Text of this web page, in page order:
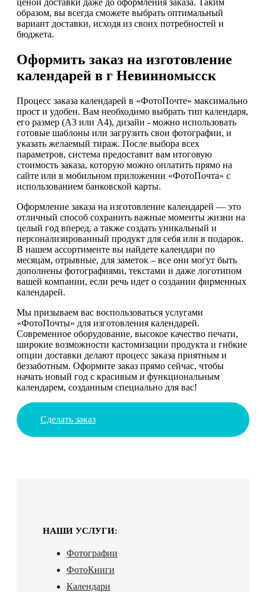
образом, вы всегда сможете выбрать оптимальный
вариант доставки, исходя из своих потребностей и
бюджета.
Оформить заказ на изготовление
календарей в г Невинномысск
Процесс заказа календарей в «ФотоПочте» максимально
прост и удобен. Вам необходимо выбрать тип календаря,
его размер (А3 или А4), дизайн - можно использовать
готовые шаблоны или загрузить свои фотографии, и
указать желаемый тираж. После выбора всех
параметров, система предоставит вам итоговую
стоимость заказа, которую можно оплатить прямо на
сайте или в мобильном приложении «ФотоПочта» с
использованием банковской карты.
Оформление заказа на изготовление календарей — это
отличный способ сохранить важные моменты жизни на
целый год вперед, а также создать уникальный и
персонализированный продукт для себя или в подарок.
В нашем ассортименте вы найдете календари по
месяцам, отрывные, для заметок – все они могут быть
дополнены фотографиями, текстами и даже логотипом
вашей компании, если речь идет о создании фирменных
календарей.
Мы призываем вас воспользоваться услугами
«ФотоПочты» для изготовления календарей.
Современное оборудование, высокое качество печати,
широкие возможности кастомизации продукта и гибкие
опции доставки делают процесс заказа приятным и
беззаботным. Оформите заказ прямо сейчас, чтобы
начать новый год с красивым и функциональным
календарем, созданным специально для вас!
Сделать заказ
НАШИ УСЛУГИ:
Фотографии
ФотоКниги
Календари